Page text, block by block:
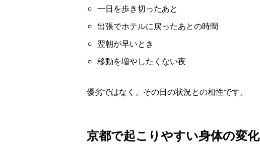
一日を歩き切ったあと
出張でホテルに戻ったあとの時間
翌朝が早いとき
移動を増やしたくない夜
優劣ではなく、その日の状況との相性です。
京都で起こりやすい身体の変化